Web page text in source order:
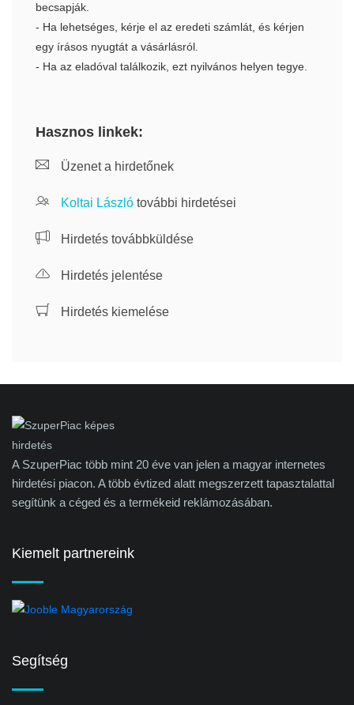
becsapják.
- Ha lehetséges, kérje el az eredeti számlát, és kérjen
egy írásos nyugtát a vásárlásról.
- Ha az eladóval találkozik, ezt nyilvános helyen tegye.
Hasznos linkek:
Üzenet a hirdetőnek
Koltai László további hirdetései
Hirdetés továbbküldése
Hirdetés jelentése
Hirdetés kiemelése
A SzuperPiac több mint 20 éve van jelen a magyar internetes
hirdetési piacon. A több évtized alatt megszerzett tapasztalattal
segítünk a céged és a termékeid reklámozásában.
Kiemelt partnereink
Segítség